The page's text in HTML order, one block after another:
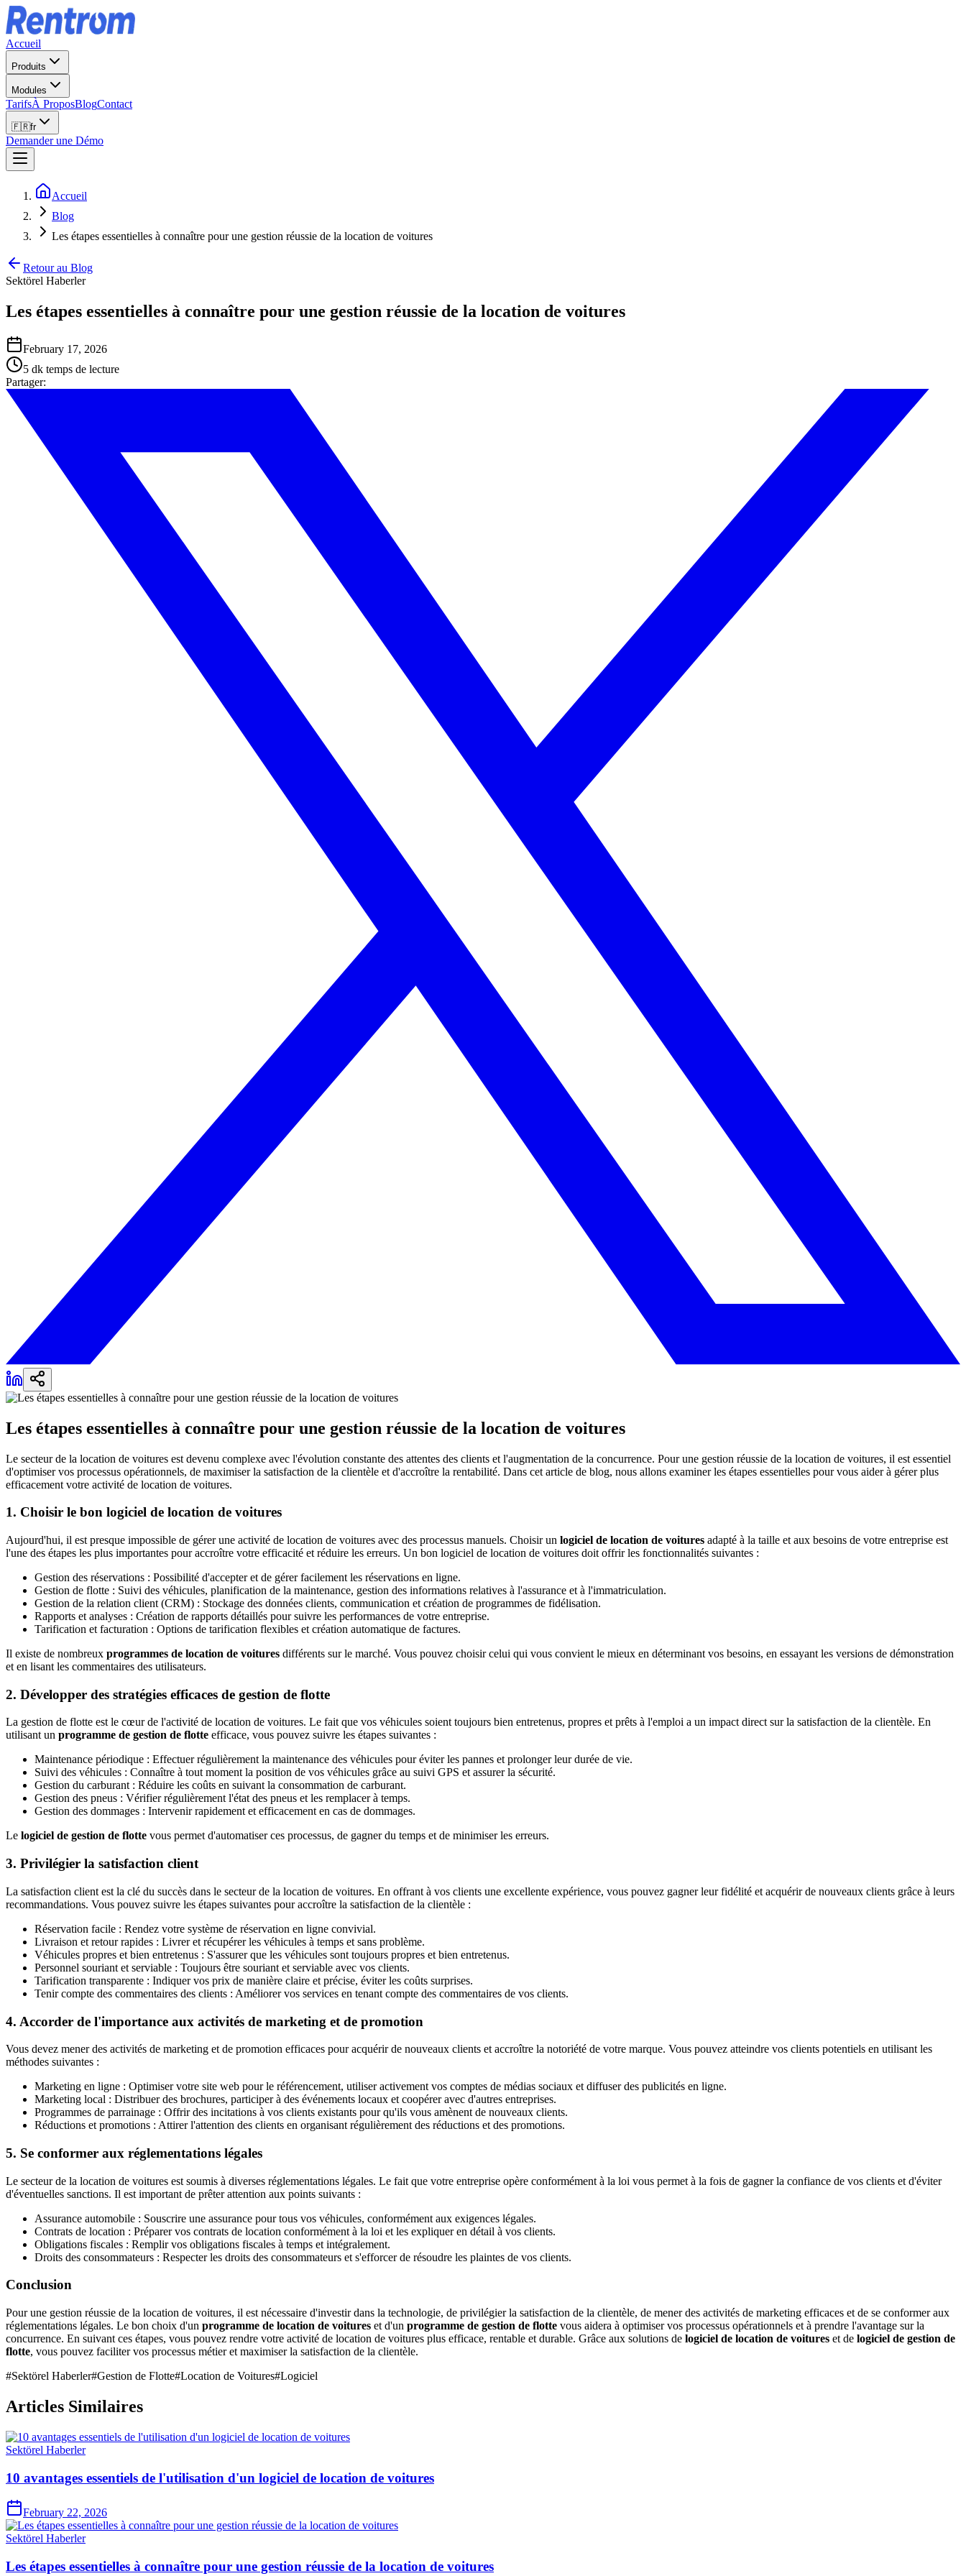
Accueil
Produits
Modules
TarifsÀ ProposBlogContact
🇫🇷fr
Demander une Démo
Accueil
Blog
Les étapes essentielles à connaître pour une gestion réussie de la location de voitures
Retour au Blog
Sektörel Haberler
Les étapes essentielles à connaître pour une gestion réussie de la location de voitures
February 17, 2026
5 dk temps de lecture
Partager:
Les étapes essentielles à connaître pour une gestion réussie de la location de voitures
Le secteur de la location de voitures est devenu complexe avec l'évolution constante des attentes des clients et l'augmentation de la concurrence. Pour une gestion réussie de la location de voitures, il est essentiel
d'optimiser vos processus opérationnels, de maximiser la satisfaction de la clientèle et d'accroître la rentabilité. Dans cet article de blog, nous allons examiner les étapes essentielles pour vous aider à gérer plus
efficacement votre activité de location de voitures.
1. Choisir le bon logiciel de location de voitures
Aujourd'hui, il est presque impossible de gérer une activité de location de voitures avec des processus manuels. Choisir un logiciel de location de voitures adapté à la taille et aux besoins de votre entreprise est
l'une des étapes les plus importantes pour accroître votre efficacité et réduire les erreurs. Un bon logiciel de location de voitures doit offrir les fonctionnalités suivantes :
Gestion des réservations : Possibilité d'accepter et de gérer facilement les réservations en ligne.
Gestion de flotte : Suivi des véhicules, planification de la maintenance, gestion des informations relatives à l'assurance et à l'immatriculation.
Gestion de la relation client (CRM) : Stockage des données clients, communication et création de programmes de fidélisation.
Rapports et analyses : Création de rapports détaillés pour suivre les performances de votre entreprise.
Tarification et facturation : Options de tarification flexibles et création automatique de factures.
Il existe de nombreux programmes de location de voitures différents sur le marché. Vous pouvez choisir celui qui vous convient le mieux en déterminant vos besoins, en essayant les versions de démonstration
et en lisant les commentaires des utilisateurs.
2. Développer des stratégies efficaces de gestion de flotte
La gestion de flotte est le cœur de l'activité de location de voitures. Le fait que vos véhicules soient toujours bien entretenus, propres et prêts à l'emploi a un impact direct sur la satisfaction de la clientèle. En
utilisant un programme de gestion de flotte efficace, vous pouvez suivre les étapes suivantes :
Maintenance périodique : Effectuer régulièrement la maintenance des véhicules pour éviter les pannes et prolonger leur durée de vie.
Suivi des véhicules : Connaître à tout moment la position de vos véhicules grâce au suivi GPS et assurer la sécurité.
Gestion du carburant : Réduire les coûts en suivant la consommation de carburant.
Gestion des pneus : Vérifier régulièrement l'état des pneus et les remplacer à temps.
Gestion des dommages : Intervenir rapidement et efficacement en cas de dommages.
Le logiciel de gestion de flotte vous permet d'automatiser ces processus, de gagner du temps et de minimiser les erreurs.
3. Privilégier la satisfaction client
La satisfaction client est la clé du succès dans le secteur de la location de voitures. En offrant à vos clients une excellente expérience, vous pouvez gagner leur fidélité et acquérir de nouveaux clients grâce à leurs
recommandations. Vous pouvez suivre les étapes suivantes pour accroître la satisfaction de la clientèle :
Réservation facile : Rendez votre système de réservation en ligne convivial.
Livraison et retour rapides : Livrer et récupérer les véhicules à temps et sans problème.
Véhicules propres et bien entretenus : S'assurer que les véhicules sont toujours propres et bien entretenus.
Personnel souriant et serviable : Toujours être souriant et serviable avec vos clients.
Tarification transparente : Indiquer vos prix de manière claire et précise, éviter les coûts surprises.
Tenir compte des commentaires des clients : Améliorer vos services en tenant compte des commentaires de vos clients.
4. Accorder de l'importance aux activités de marketing et de promotion
Vous devez mener des activités de marketing et de promotion efficaces pour acquérir de nouveaux clients et accroître la notoriété de votre marque. Vous pouvez atteindre vos clients potentiels en utilisant les
méthodes suivantes :
Marketing en ligne : Optimiser votre site web pour le référencement, utiliser activement vos comptes de médias sociaux et diffuser des publicités en ligne.
Marketing local : Distribuer des brochures, participer à des événements locaux et coopérer avec d'autres entreprises.
Programmes de parrainage : Offrir des incitations à vos clients existants pour qu'ils vous amènent de nouveaux clients.
Réductions et promotions : Attirer l'attention des clients en organisant régulièrement des réductions et des promotions.
5. Se conformer aux réglementations légales
Le secteur de la location de voitures est soumis à diverses réglementations légales. Le fait que votre entreprise opère conformément à la loi vous permet à la fois de gagner la confiance de vos clients et d'éviter
d'éventuelles sanctions. Il est important de prêter attention aux points suivants :
Assurance automobile : Souscrire une assurance pour tous vos véhicules, conformément aux exigences légales.
Contrats de location : Préparer vos contrats de location conformément à la loi et les expliquer en détail à vos clients.
Obligations fiscales : Remplir vos obligations fiscales à temps et intégralement.
Droits des consommateurs : Respecter les droits des consommateurs et s'efforcer de résoudre les plaintes de vos clients.
Conclusion
Pour une gestion réussie de la location de voitures, il est nécessaire d'investir dans la technologie, de privilégier la satisfaction de la clientèle, de mener des activités de marketing efficaces et de se conformer aux
réglementations légales. Le bon choix d'un programme de location de voitures et d'un programme de gestion de flotte vous aidera à optimiser vos processus opérationnels et à prendre l'avantage sur la
concurrence. En suivant ces étapes, vous pouvez rendre votre activité de location de voitures plus efficace, rentable et durable. Grâce aux solutions de logiciel de location de voitures et de logiciel de gestion de
flotte, vous pouvez faciliter vos processus métier et maximiser la satisfaction de la clientèle.
#Sektörel Haberler#Gestion de Flotte#Location de Voitures#Logiciel
Articles Similaires
Sektörel Haberler
10 avantages essentiels de l'utilisation d'un logiciel de location de voitures
February 22, 2026
Sektörel Haberler
Les étapes essentielles à connaître pour une gestion réussie de la location de voitures